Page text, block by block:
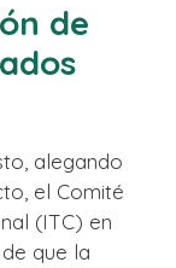
de
alegando
el Comité
(ITC) en
que la